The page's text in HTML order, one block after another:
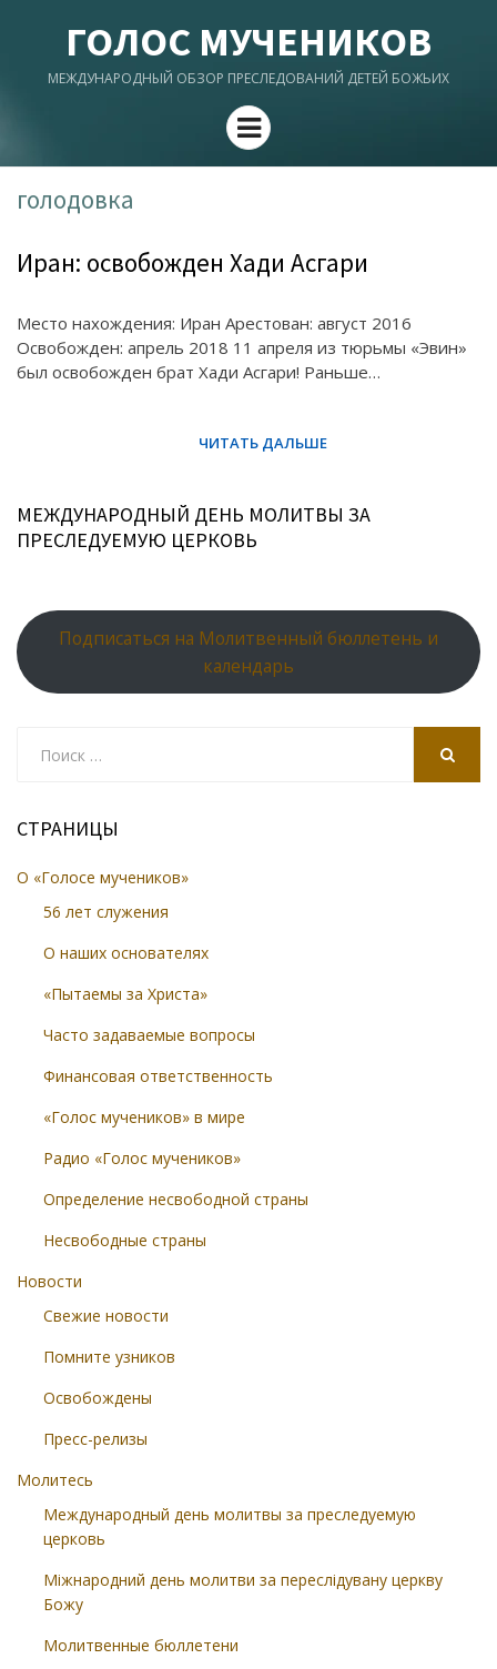
ГОЛОС МУЧЕНИКОВ
МЕЖДУНАРОДНЫЙ ОБЗОР ПРЕСЛЕДОВАНИЙ ДЕТЕЙ БОЖЬИХ
Menu
голодовка
Иран: освобожден Хади Асгари
Место нахождения: Иран Арестован: август 2016
Освобожден: апрель 2018 11 апреля из тюрьмы «Эвин»
был освобожден брат Хади Асгари! Раньше…
МЕЖДУНАРОДНЫЙ ДЕНЬ МОЛИТВЫ ЗА
ПРЕСЛЕДУЕМУЮ ЦЕРКОВЬ
Подписаться на Молитвенный бюллетень и
календарь
СТРАНИЦЫ
О «Голосе мучеников»
56 лет служения
О наших основателях
«Пытаемы за Христа»
Часто задаваемые вопросы
Финансовая ответственность
«Голос мучеников» в мире
Радио «Голос мучеников»
Определение несвободной страны
Несвободные страны
Новости
Свежие новости
Помните узников
Освобождены
Пресс-релизы
Молитесь
Международный день молитвы за преследуемую
церковь
Міжнародний день молитви за переслідувану церкву
Божу
Молитвенные бюллетени